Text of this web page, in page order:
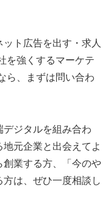
ト広告を出す・求人
を強くするマーケテ
ら、まずは問い合わ
ジタルを組み合わ
元企業と出会えてよ
業する方、「今のや
は、ぜひ一度相談し